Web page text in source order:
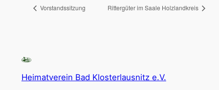
Vorstandssitzung Rittergüter im Saale Holzlandkreis
Heimatverein Bad Klosterlausnitz e.V.